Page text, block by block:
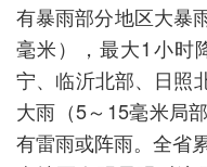
有暴雨部分地区大暴
毫米），最大1小时
宁、临沂北部、日照
大雨（5～15毫米局
有雷雨或阵雨。全省